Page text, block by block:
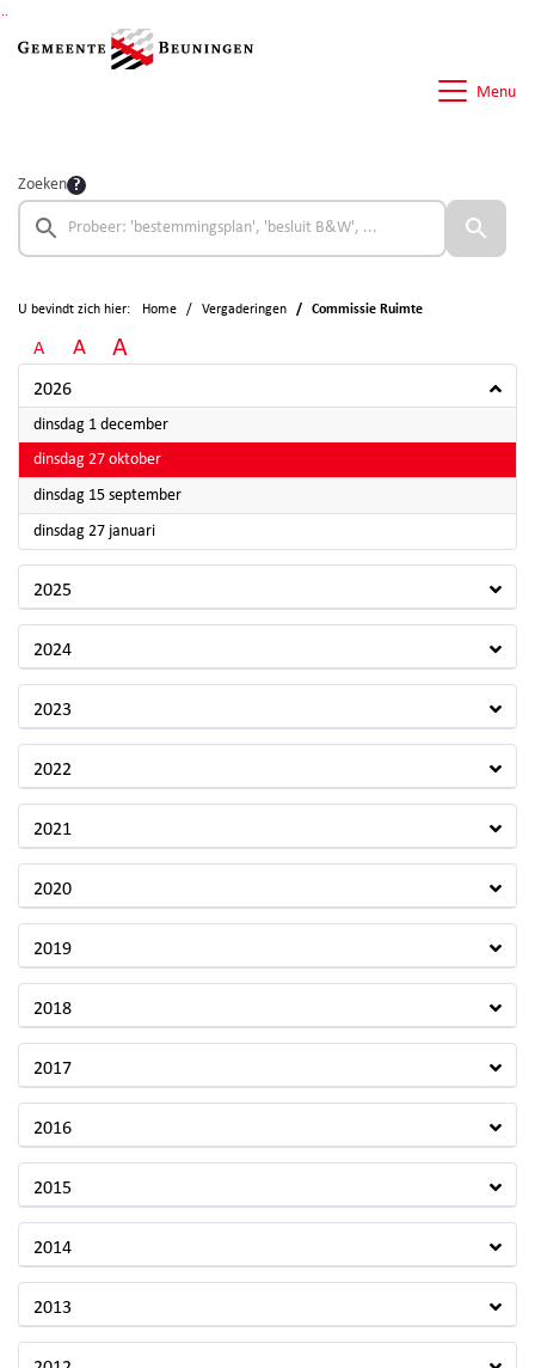
Menu
Zoeken
U bevindt zich hier: Home Vergaderingen Commissie Ruimte
A A A
2026
dinsdag 1 december2026
dinsdag 27 oktober2026
dinsdag 15 september2026
dinsdag 27 januari2026
2025
2024
2023
2022
2021
2020
2019
2018
2017
2016
2015
2014
2013